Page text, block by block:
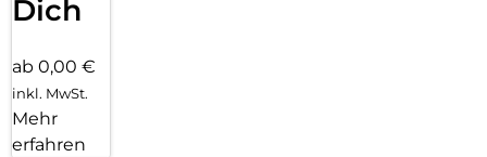
Dich
ab 0,00 €
inkl. MwSt.
Mehr
erfahren